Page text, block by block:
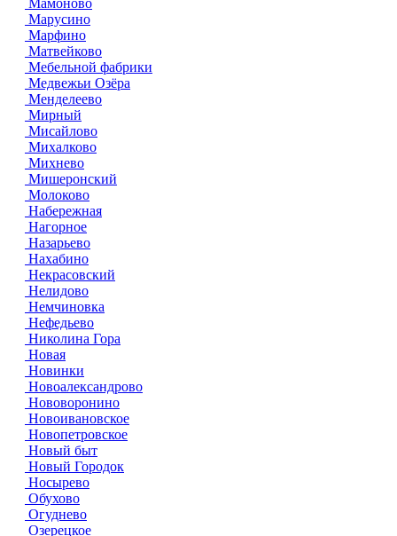
Мамоново
Марусино
Марфино
Матвейково
Мебельной фабрики
Медвежьи Озёра
Менделеево
Мирный
Мисайлово
Михалково
Михнево
Мишеронский
Молоково
Набережная
Нагорное
Назарьево
Нахабино
Некрасовский
Нелидово
Немчиновка
Нефедьево
Николина Гора
Новая
Новинки
Новоалександрово
Нововоронино
Новоивановское
Новопетровское
Новый быт
Новый Городок
Носырево
Обухово
Огуднево
Озерецкое